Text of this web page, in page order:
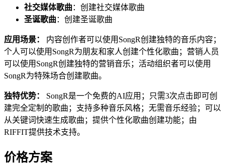
社交媒体歌曲：创建社交媒体歌曲
圣诞歌曲：创建圣诞歌曲
应用场景：
内容创作者可以使用SongR创建独特的音乐内容；
个人可以使用SongR为朋友和家人创建个性化歌曲；营销人员
可以使用SongR创建独特的营销音乐；活动组织者可以使用
SongR为特殊场合创建歌曲。
独特优势：
SongR是一个免费的AI应用；只需3次点击即可创
建完全定制的歌曲；支持多种音乐风格；无需音乐经验；可以
从关键词快速生成歌曲；提供个性化歌曲创建功能；由
RIFFIT提供技术支持。
价格方案